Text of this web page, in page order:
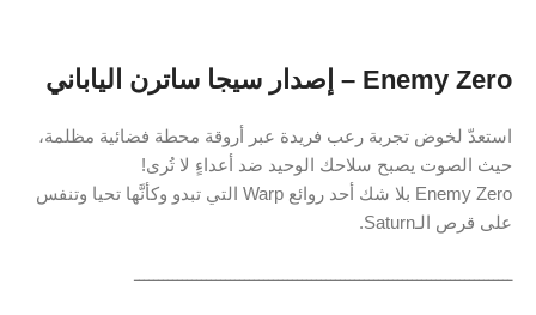
Enemy Zero – إصدار سيجا ساترن الياباني
استعدّ لخوض تجربة رعب فريدة عبر أروقة محطة فضائية مظلمة،
حيث الصوت يصبح سلاحك الوحيد ضد أعداءٍ لا تُرى!
Enemy Zero بلا شك أحد روائع Warp التي تبدو وكأنَّها تحيا وتنفس
على قرص الـSaturn.
ـــــــــــــــــــــــــــــــــــــــــــــــــــــــــــــــــــــــــــــــ